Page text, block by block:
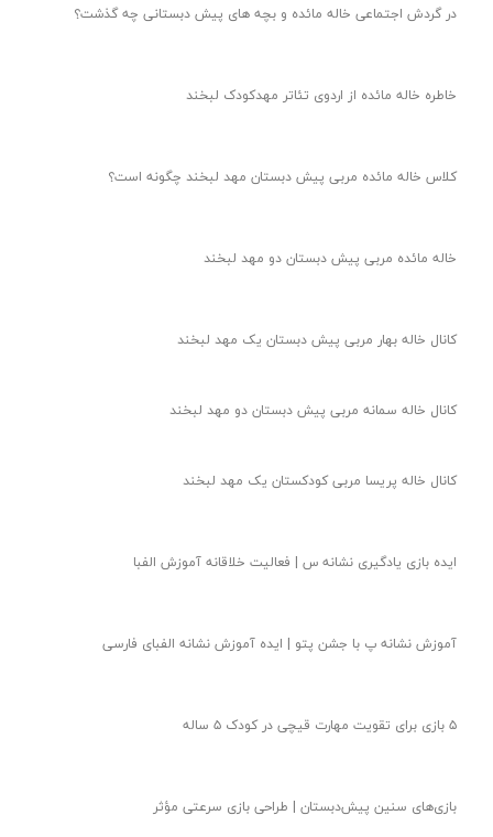
در گردش اجتماعی خاله مائده و بچه های پیش دبستانی چه گذشت؟
خاطره خاله مائده از اردوی تئاتر مهدکودک لبخند
کلاس خاله مائده مربی پیش دبستان مهد لبخند چگونه است؟
خاله مائده مربی پیش دبستان دو مهد لبخند
کانال خاله بهار مربی پیش دبستان یک مهد لبخند
کانال خاله سمانه مربی پیش دبستان دو مهد لبخند
کانال خاله پریسا مربی کودکستان یک مهد لبخند
ایده بازی یادگیری نشانه س | فعالیت خلاقانه آموزش الفبا
آموزش نشانه پ با جشن پتو | ایده آموزش نشانه الفبای فارسی
۵ بازی برای تقویت مهارت قیچی در کودک ۵ ساله
بازی‌های سنین پیش‌دبستان | طراحی بازی سرعتی مؤثر